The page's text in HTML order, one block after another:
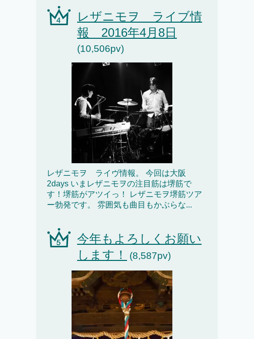
レザニモヲ ライブ情
報 2016年4月8日
(10,506pv)
レザニモヲ ライヴ情報。 今回は大阪
2days いまレザニモヲの注目筋は堺筋で
す！堺筋がアツイっ！ レザニモヲ堺筋ツア
ー勃発です。 雰囲気も曲目もかぶらな...
今年もよろしくお願い
します！
(8,587pv)